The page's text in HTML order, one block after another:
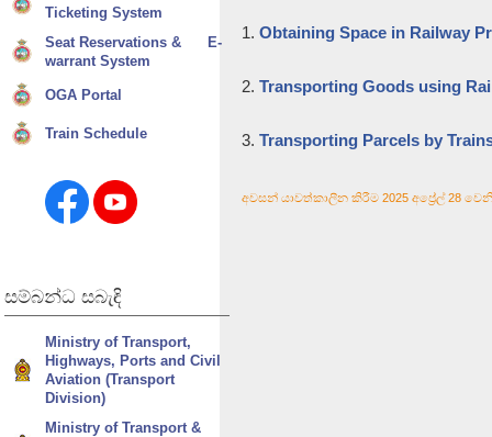
1. Obtaining Space in Railway
2. Transporting Goods using
3. Transporting Parcels by
අවසන් යාවත්කාලීන කිරීම 2025 අප්‍රේල් 28 වෙනි
Ticketing System
Seat Reservations & E-
warrant System
OGA Portal
Train Schedule
සම්බන්ධ සබැඳි
Ministry of Transport,
Highways, Ports and Civil
Aviation (Transport
Division)
Ministry of Transport &